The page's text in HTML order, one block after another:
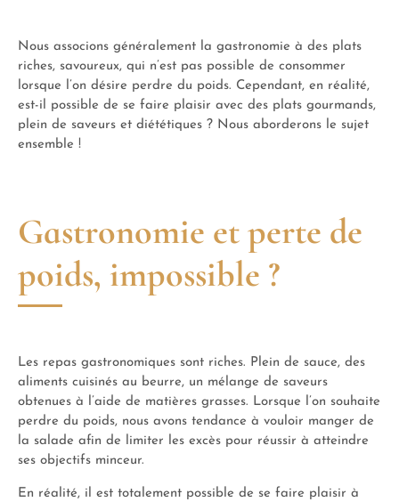
Nous associons généralement la gastronomie à des plats
riches, savoureux, qui n’est pas possible de consommer
lorsque l’on désire perdre du poids. Cependant, en réalité,
est-il possible de se faire plaisir avec des plats gourmands,
plein de saveurs et diététiques ? Nous aborderons le sujet
ensemble !
Gastronomie et perte de
poids, impossible ?
Les repas gastronomiques sont riches. Plein de sauce, des
aliments cuisinés au beurre, un mélange de saveurs
obtenues à l’aide de matières grasses. Lorsque l’on souhaite
perdre du poids, nous avons tendance à vouloir manger de
la salade afin de limiter les excès pour réussir à atteindre
ses objectifs minceur.
En réalité, il est totalement possible de se faire plaisir à